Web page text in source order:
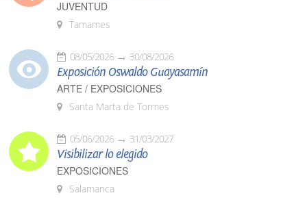
JUVENTUD
Tamames
08/05/2026 30/08/2026
Exposición Oswaldo Guayasamín
ARTE / EXPOSICIONES
Santa Marta de Tormes
05/06/2026 31/03/2027
Visibilizar lo elegido
EXPOSICIONES
Salamanca